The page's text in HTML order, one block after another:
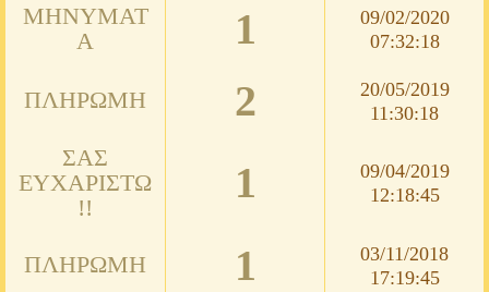
ΜΗΝΎΜΑΤ
Α
1
09/02/2020
07:32:18
ΠΛΗΡΩΜΉ 2
20/05/2019
11:30:18
ΣΑΣ
ΕΥΧΑΡΙΣΤΏ
!!
1
09/04/2019
12:18:45
ΠΛΗΡΩΜΉ 1
03/11/2018
17:19:45